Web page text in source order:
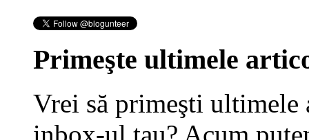
Primeşte ultimele
Vrei să primeşti